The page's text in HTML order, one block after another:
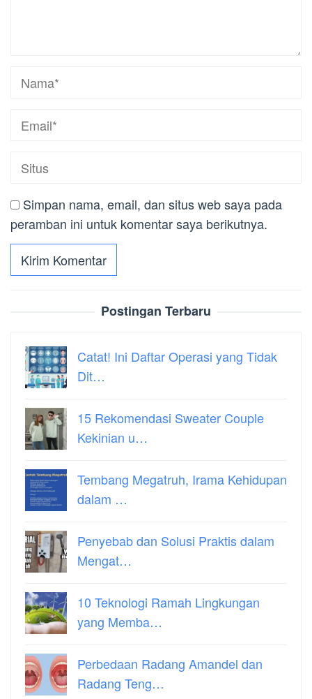
Simpan nama, email, dan situs web saya pada
peramban ini untuk komentar saya berikutnya.
Postingan Terbaru
Catat! Ini Daftar Operasi yang Tidak
Dit…
15 Rekomendasi Sweater Couple
Kekinian u…
Tembang Megatruh, Irama Kehidupan
dalam …
Penyebab dan Solusi Praktis dalam
Mengat…
10 Teknologi Ramah Lingkungan
yang Memba…
Perbedaan Radang Amandel dan
Radang Teng…